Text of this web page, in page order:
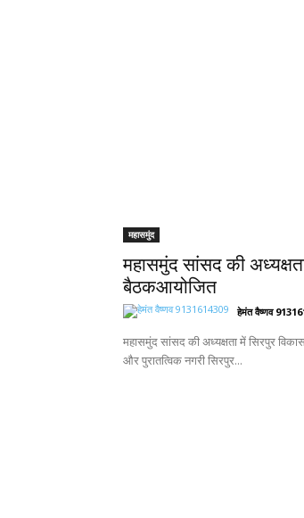
महासमुंद
महासमुंद सांसद की
बैठकआयोजित
हेमंत वैष्णव
महासमुंद सांसद की अध्यक्षता में सिरपुर
और पुरातत्विक नगरी सिरपुर...